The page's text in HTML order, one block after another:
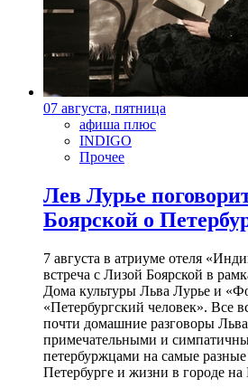
07 августа, пятница
афиша плюс
INDIGO
Прочее
Лев Лурье
Боярской о
7 августа в атриуме отеля
встреча с Лизой Боярской в
Дома культуры Льва Лурье и
«Петербургский человек». Все
почти домашние разговоры
примечательными и
петербуржцами на самые
Петербурге и жизни в городе на